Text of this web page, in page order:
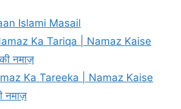
ai
l
e
gr
m
p
y
n
e
Islami Masail
Ka Tariqa | Namaz Kaise
नमाज़
Ka Tareeka | Namaz Kaise
नमाज़